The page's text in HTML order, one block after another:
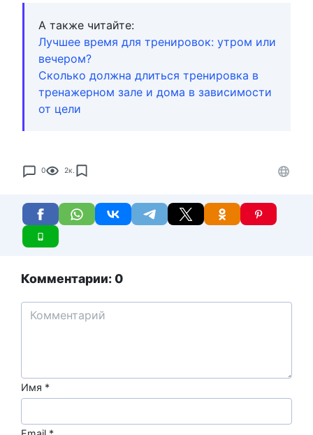
А также читайте:
Лучшее время для тренировок: утром или
вечером?
Сколько должна длиться тренировка в
тренажерном зале и дома в зависимости
от цели
0 2к.
Комментарии: 0
Имя *